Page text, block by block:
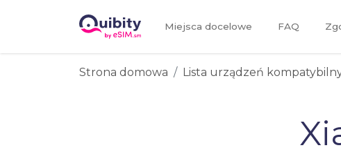
Miejsca docelowe FAQ
Strona domowa Lista urządzeń